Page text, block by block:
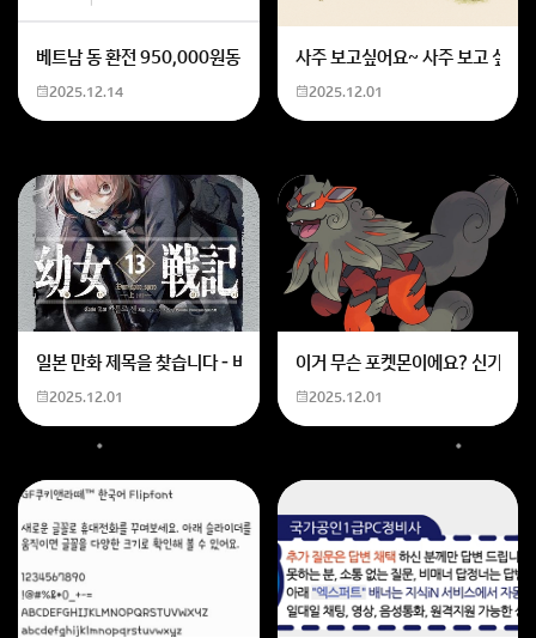
잇는 오피스텔 롯데캐슬 롯데마트 홈플러스 코앞에 두개
오피스텔은 오피스와 호텔의 합성어로 업무와 주거가 모
두 가능한 건축물을 말합니다. 아파트와 오피스텔 중 뭐
니다. 상황과 조건, 취향등에 따라서 다를 수 있기 때문이
죠. 예를들어 일반적으로 단순히 주거를 목적으로 하면
아파트가 좋은 경우가 많습니다. 오피스텔의 경우에는 보
통 상업지등에 있어서 편의시설, 도심지 접근성을 중요시
한다면 선호할 수 있습니다.
베트남 동 환전 950,000원동 한화 계산할때0하나 빼고 나누기 2하면
2025.12.14
사주 보고싶어요~ 사주 보고 싶
2025.12.01
일본 만화 제목을 찾습니다 - 비행 마법 저격 여자 기억하기로는 위의 내
2025.12.01
이거 무슨 포켓몬이에요? 신기하
2025.12.01